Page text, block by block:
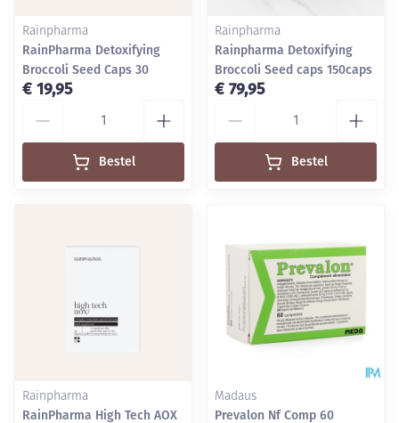
Rainpharma
RainPharma Detoxifying
Broccoli Seed Caps 30
€ 19,95
Bestel
Rainpharma
Rainpharma Detoxifying
Broccoli Seed caps 150caps
€ 79,95
Bestel
Rainpharma
RainPharma High Tech AOX
Madaus
Prevalon Nf Comp 60